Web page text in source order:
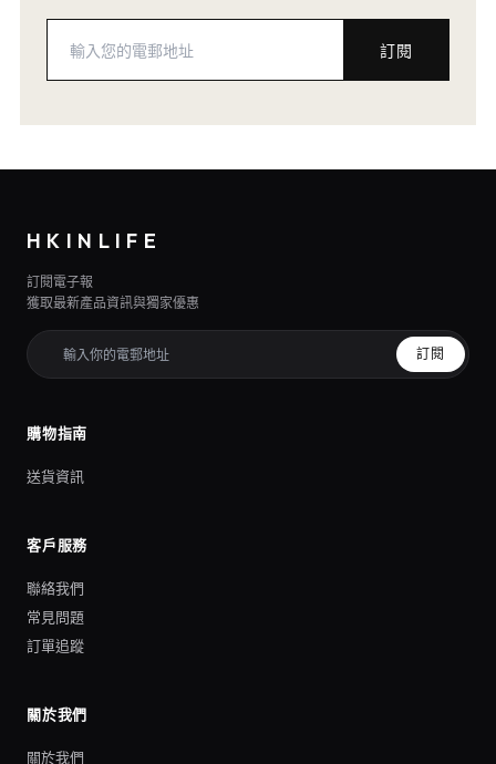
訂閱
HKINLIFE
訂閱電子報
獲取最新產品資訊與獨家優惠
訂閱
購物指南
送貨資訊
客戶服務
聯絡我們
常見問題
訂單追蹤
關於我們
關於我們